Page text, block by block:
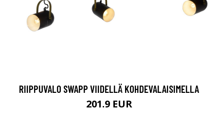
RIIPPUVALO SWAPP VIIDELLÄ KOHDEVALAISIMELLA
201.9 EUR